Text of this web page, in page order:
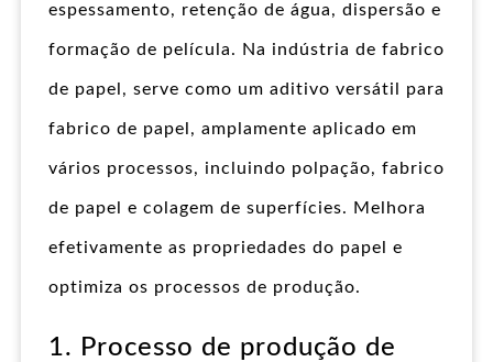
espessamento, retenção de água, dispersão e
formação de película. Na indústria de fabrico
de papel, serve como um aditivo versátil para
fabrico de papel, amplamente aplicado em
vários processos, incluindo polpação, fabrico
de papel e colagem de superfícies. Melhora
efetivamente as propriedades do papel e
optimiza os processos de produção.
1. Processo de produção de